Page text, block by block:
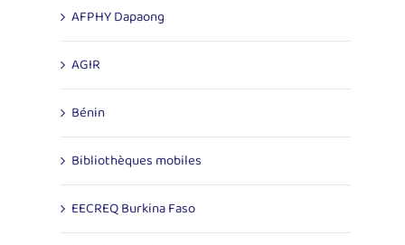
AFPHY Dapaong
AGIR
Bénin
Bibliothèques mobiles
EECREQ Burkina Faso